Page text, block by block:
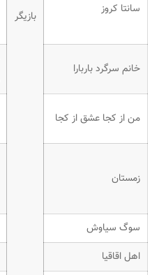
بازیگر سانتا کروز
خانم سرگرد باربارا
من از کجا عشق از کجا
زمستان
سوگ سیاوش
اهل اقاقیا